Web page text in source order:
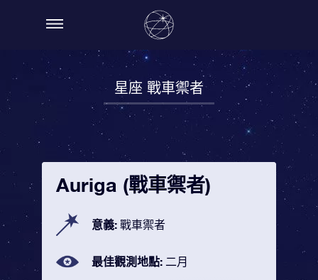
星座 戰車禦者
Auriga (戰車禦者)
意義: 戰車禦者
最佳觀測地點: 二月